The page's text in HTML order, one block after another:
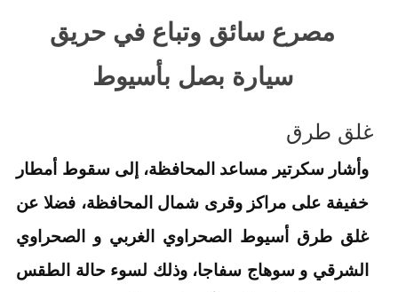
مصرع سائق وتباع في حريق
سيارة بصل بأسيوط
غلق طرق
وأشار سكرتير مساعد المحافظة، إلى سقوط أمطار
خفيفة على مراكز وقرى شمال المحافظة، فضلا عن
غلق طرق أسيوط الصحراوي الغربي و الصحراوي
الشرقي و سوهاج سفاجا، وذلك لسوء حالة الطقس